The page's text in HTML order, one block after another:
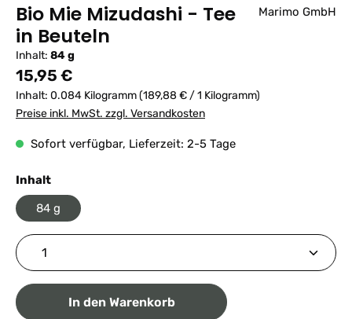
Bio Mie Mizudashi - Tee
in Beuteln
Inhalt: 84 g
Marimo GmbH
Regulärer Preis:
15,95 €
Inhalt: 0.084 Kilogramm(189,88 € / 1 Kilogramm)
Preise inkl. MwSt. zzgl. Versandkosten
Sofort verfügbar, Lieferzeit: 2-5 Tage
Inhaltauswählen
84 g
Produkt Anzahl: Gib den gewünschten Wert ein
In den Warenkorb